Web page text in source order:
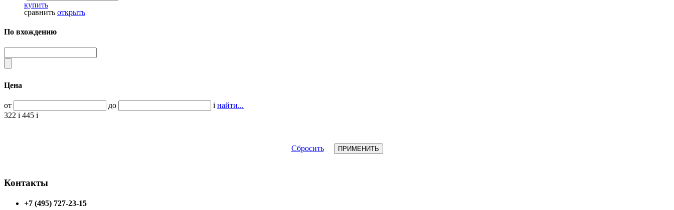
купить
сравнить открыть
По вхождению
Цена
от до i найти...
322 i 445 i
Сбросить
Контакты
+7 (495) 727-23-15